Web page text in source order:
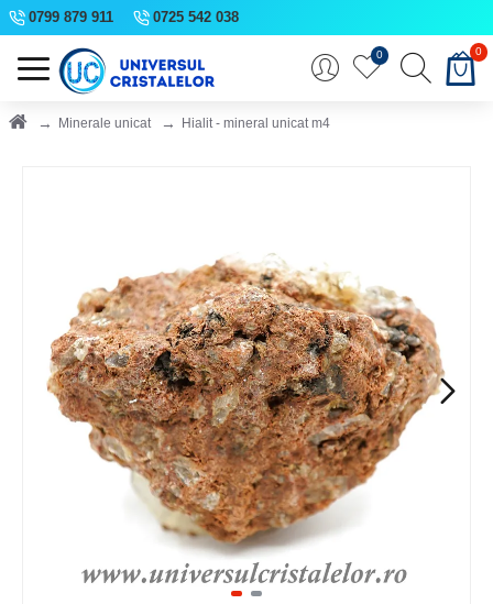
0799 879 911 0725 542 038
0 0
Minerale unicat Hialit - mineral unicat m4